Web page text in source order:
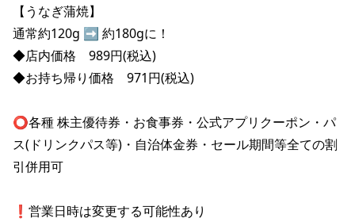
株主通信
株主総会関連資料
その他IR資料
電子公告
FAQ
IRお問い合わせ
【うなぎ蒲焼】
通常約120g ➡ 約180gに！
◆店内価格　989円(税込)
◆お持ち帰り価格　971円(税込)
⭕️各種 株主優待券・お食事券・公式アプリクーポン・パ
ス(ドリンクパス等)・自治体金券・セール期間等全ての割
引併用可
❗️営業日時は変更する可能性あり